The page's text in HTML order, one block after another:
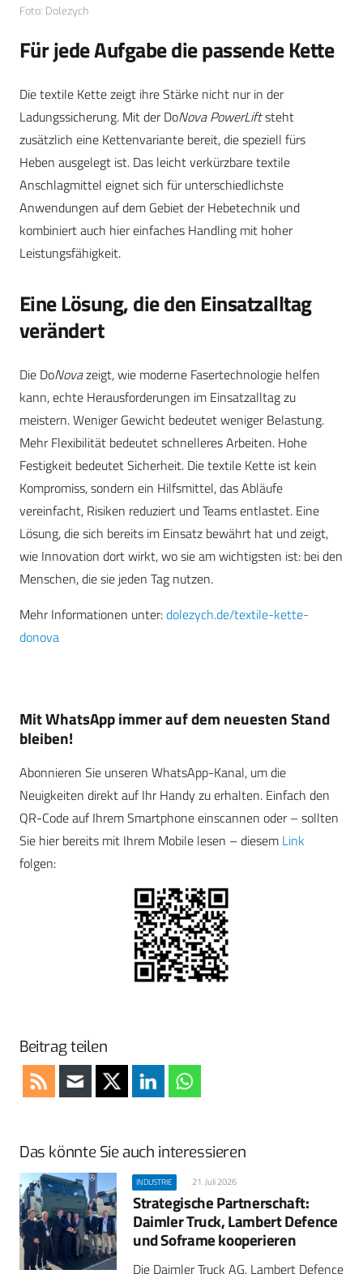
Foto: Dolezych
Für jede Aufgabe die passende Kette
Die textile Kette zeigt ihre Stärke nicht nur in der
Ladungssicherung. Mit der DoNova PowerLiftsteht
zusätzlich eine Kettenvariante bereit, die speziell fürs
Heben ausgelegt ist. Das leicht verkürzbare textile
Anschlagmittel eignet sich für unterschiedlichste
Anwendungen auf dem Gebiet der Hebetechnik und
kombiniert auch hier einfaches Handling mit hoher
Leistungsfähigkeit.
Eine Lösung, die den Einsatzalltag
verändert
Die DoNovazeigt, wie moderne Fasertechnologie helfen
kann, echte Herausforderungen im Einsatzalltag zu
meistern. Weniger Gewicht bedeutet weniger Belastung.
Mehr Flexibilität bedeutet schnelleres Arbeiten. Hohe
Festigkeit bedeutet Sicherheit. Die textile Kette ist kein
Kompromiss, sondern ein Hilfsmittel, das Abläufe
vereinfacht, Risiken reduziert und Teams entlastet. Eine
Lösung, die sich bereits im Einsatz bewährt hat und zeigt,
wie Innovation dort wirkt, wo sie am wichtigsten ist: bei den
Menschen, die sie jeden Tag nutzen.
Mehr Informationen unter:dolezych.de/textile-kette-
donova
Mit WhatsApp immer auf dem neuesten Stand
bleiben!
Abonnieren Sie unseren WhatsApp-Kanal, um die
Neuigkeiten direkt auf Ihr Handy zu erhalten. Einfach den
QR-Code auf Ihrem Smartphone einscannen oder – sollten
Sie hier bereits mit Ihrem Mobile lesen – diesem Link
folgen:
Beitrag teilen
Das könnte Sie auch interessieren
INDUSTRIE 21. Juli 2026
Strategische Partnerschaft:
Daimler Truck, Lambert Defence
und Soframe kooperieren
Die Daimler Truck AG, Lambert Defence